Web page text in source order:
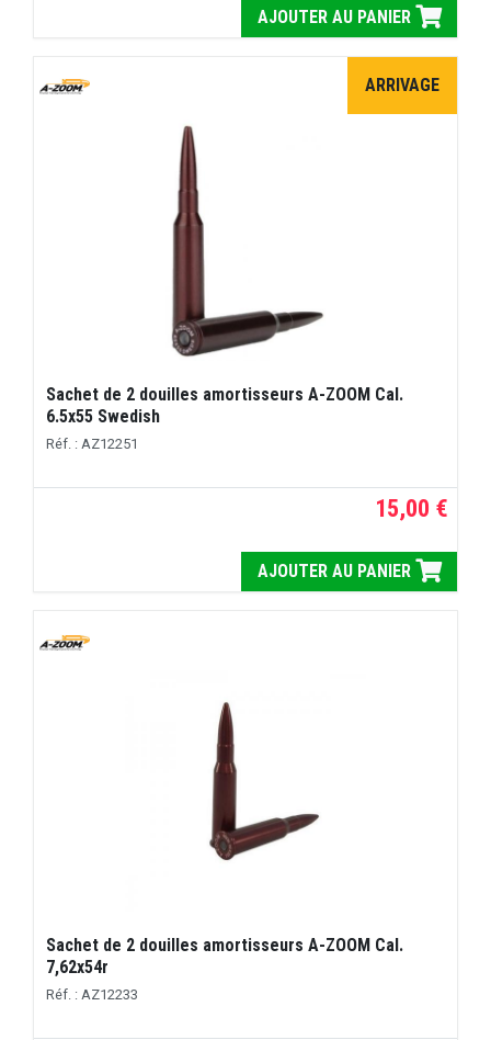
AJOUTER AU PANIER
ARRIVAGE
Sachet de 2 douilles amortisseurs A-ZOOM Cal.
6.5x55 Swedish
Réf. : AZ12251
15,00 €
AJOUTER AU PANIER
Sachet de 2 douilles amortisseurs A-ZOOM Cal.
7,62x54r
Réf. : AZ12233